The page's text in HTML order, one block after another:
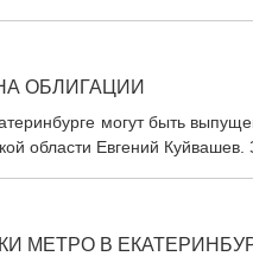
ОБЛИГАЦИИ
могут быть
области Евгений Куйвашев.
МЕТРО В